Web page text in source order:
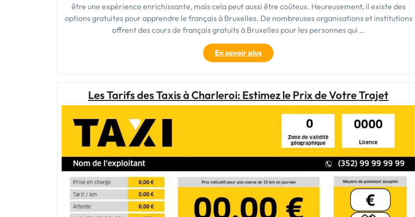
être une expérience enrichissante, mais cela peut aussi être coûteux. Heureusement, il existe des
options gratuites pour apprendre le français à Bruxelles. De nombreuses organisations et institutions
offrent des cours de français gratuits à Bruxelles pour les personnes qui …
En savoir plus« Cours
de
à
Bruxelles »
Les Tarifs des Taxis à Charleroi: Estimez le Prix de Votre Trajet